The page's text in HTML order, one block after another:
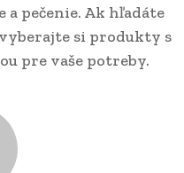
pečenie. Ak hľadáte
si produkty s
pre vaše potreby.